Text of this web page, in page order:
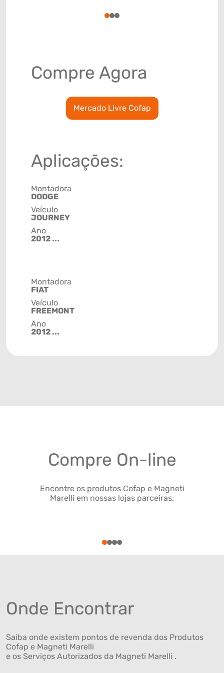
123
Compre Agora
Mercado Livre Cofap
Aplicações:
Montadora
DODGE
Veículo
JOURNEY
Ano
2012 ...
Montadora
FIAT
Veículo
FREEMONT
Ano
2012 ...
Compre On-line
Encontre os produtos Cofap e Magneti
Marelli em nossas lojas parceiras.
1234
Onde Encontrar
Saiba onde existem pontos de revenda dos Produtos
Cofap e Magneti Marelli
e os Serviços Autorizados da Magneti Marelli .